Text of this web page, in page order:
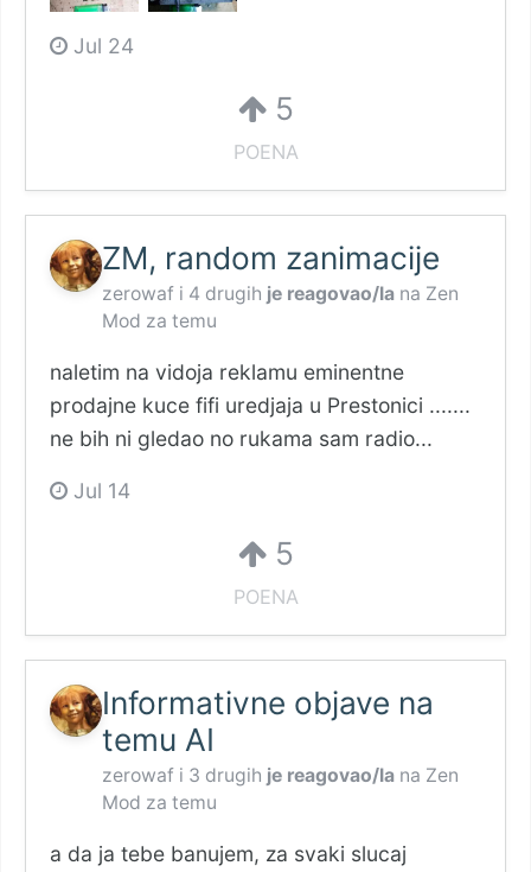
Jul 24
5
POENA
ZM, random zanimacije
zerowaf i 4 drugih je reagovao/la na Zen
Mod za temu
naletim na vidoja reklamu eminentne
prodajne kuce fifi uredjaja u Prestonici .......
ne bih ni gledao no rukama sam radio...
Jul 14
5
POENA
Informativne objave na
temu AI
zerowaf i 3 drugih je reagovao/la na Zen
Mod za temu
a da ja tebe banujem, za svaki slucaj